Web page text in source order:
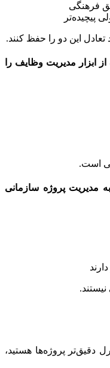
این دو را حفظ کنند.
مدیریت وظایف را
پروژه سازمانی
پروژه‌ها هستید،